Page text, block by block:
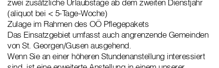
zwei zusätzliche Urlaubstage ab dem zweiten Dienstjahr
(aliquot bei < 5-Tage-Woche)
Zulage im Rahmen des OÖ Pflegepakets
Das Einsatzgebiet umfasst auch angrenzende Gemeinden
von St. Georgen/Gusen ausgehend.
Wenn Sie an einer höheren Stundenanstellung interessiert